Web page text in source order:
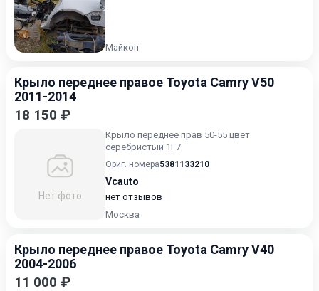
Майкоп
Крыло переднее правое Toyota Camry V50
2011-2014
18 150 ₽
Нет фото
Крыло переднее прав 50-55 цвет
серебристый 1F7
Ориг. номера5381133210
Vcauto
нет отзывов
Москва
Крыло переднее правое Toyota Camry V40
2004-2006
11 000 ₽